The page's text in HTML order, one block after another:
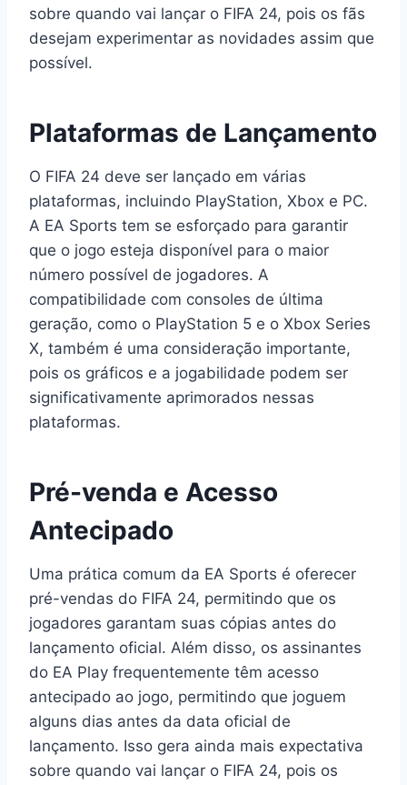
sobre quando vai lançar o FIFA 24, pois os fãs
desejam experimentar as novidades assim que
possível.
Plataformas de Lançamento
O FIFA 24 deve ser lançado em várias
plataformas, incluindo PlayStation, Xbox e PC.
A EA Sports tem se esforçado para garantir
que o jogo esteja disponível para o maior
número possível de jogadores. A
compatibilidade com consoles de última
geração, como o PlayStation 5 e o Xbox Series
X, também é uma consideração importante,
pois os gráficos e a jogabilidade podem ser
significativamente aprimorados nessas
plataformas.
Pré-venda e Acesso
Antecipado
Uma prática comum da EA Sports é oferecer
pré-vendas do FIFA 24, permitindo que os
jogadores garantam suas cópias antes do
lançamento oficial. Além disso, os assinantes
do EA Play frequentemente têm acesso
antecipado ao jogo, permitindo que joguem
alguns dias antes da data oficial de
lançamento. Isso gera ainda mais expectativa
sobre quando vai lançar o FIFA 24, pois os